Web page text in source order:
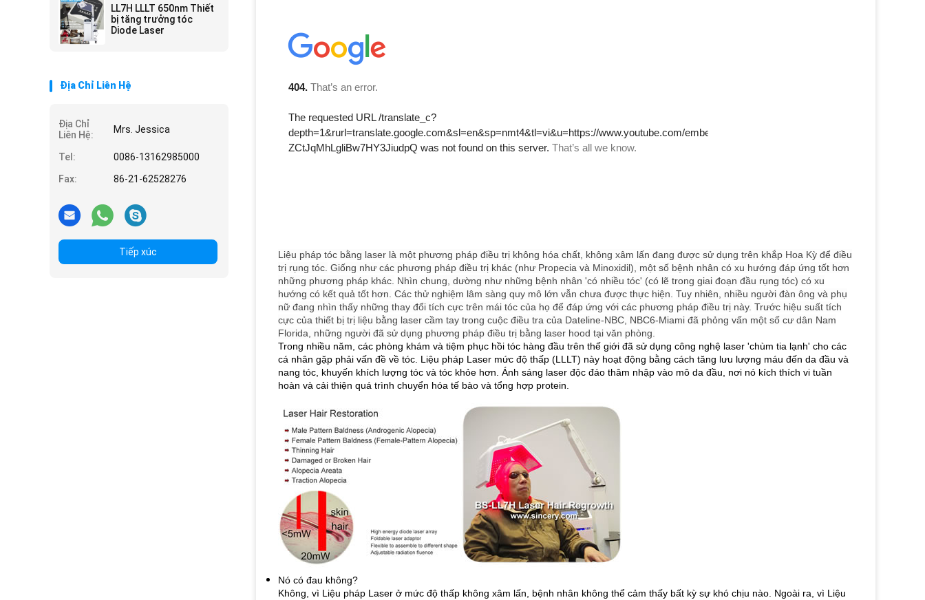
LL7H LLLT 650nm Thiết
bị tăng trưởng tóc
Diode Laser
Địa Chỉ Liên Hệ
Địa Chỉ
Liên Hệ:
Mrs. Jessica
Tel:
0086-13162985000
Fax:
86-21-62528276
Tiếp xúc
Liệu pháp tóc bằng laser là một phương pháp điều trị không hóa chất, không xâm lấn đang được sử dụng trên khắp Hoa Kỳ để điều
trị rụng tóc. Giống như các phương pháp điều trị khác (như Propecia và Minoxidil), một số bệnh nhân có xu hướng đáp ứng tốt hơn
những phương pháp khác. Nhìn chung, dường như những bệnh nhân 'có nhiều tóc' (có lẽ trong giai đoạn đầu rụng tóc) có xu
hướng có kết quả tốt hơn. Các thử nghiệm lâm sàng quy mô lớn vẫn chưa được thực hiện. Tuy nhiên, nhiều người đàn ông và phụ
nữ đang nhìn thấy những thay đổi tích cực trên mái tóc của họ để đáp ứng với các phương pháp điều trị này. Trước hiệu suất tích
cực của thiết bị trị liệu bằng laser cầm tay trong cuộc điều tra của Dateline-NBC, NBC6-Miami đã phỏng vấn một số cư dân Nam
Florida, những người đã sử dụng phương pháp điều trị bằng laser hood tại văn phòng.
Trong nhiều năm, các phòng khám và tiệm phục hồi tóc hàng đầu trên thế giới đã sử dụng công nghệ laser 'chùm tia lạnh' cho các
cá nhân gặp phải vấn đề về tóc. Liệu pháp Laser mức độ thấp (LLLT) này hoạt động bằng cách tăng lưu lượng máu đến da đầu và
nang tóc, khuyến khích lượng tóc và tóc khỏe hơn. Ánh sáng laser độc đáo thâm nhập vào mô da đầu, nơi nó kích thích vi tuần
hoàn và cải thiện quá trình chuyển hóa tế bào và tổng hợp protein.
Nó có đau không?
Không, vì Liệu pháp Laser ở mức độ thấp không xâm lấn, bệnh nhân không thể cảm thấy bất kỳ sự khó chịu nào. Ngoài ra, vì Liệu